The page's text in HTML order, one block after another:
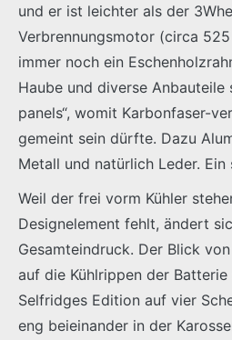
und er ist leichter als der
Verbrennungsmotor (circa
immer noch ein
Haube und diverse Anbauteile
panels“, womit Karbonfaser-
gemeint sein dürfte. Dazu
Metall und natürlich Leder. Ein
Weil der frei vorm Kühler
Designelement fehlt, ändert
Gesamteindruck. Der Blick
auf die Kühlrippen der
Selfridges Edition auf vier
eng beieinander in der